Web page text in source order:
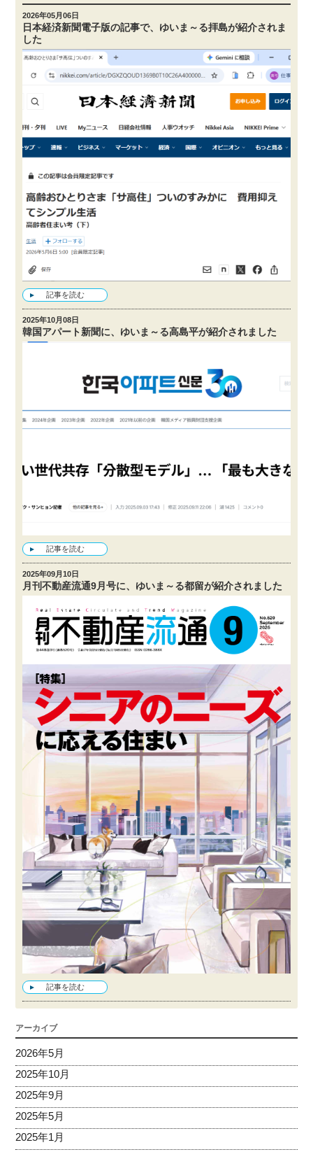
2026年05月06日
日本経済新聞電子版の記事で、ゆいま～る拝島が紹介されま
した
記事を読む
2025年10月08日
韓国アパート新聞に、ゆいま～る高島平が紹介されました
記事を読む
2025年09月10日
月刊不動産流通9月号に、ゆいま～る都留が紹介されました
記事を読む
アーカイブ
2026年5月
2025年10月
2025年9月
2025年5月
2025年1月